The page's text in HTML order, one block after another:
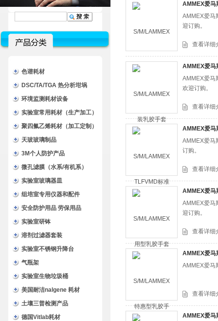
色谱耗材
DSC/TA/TGA 热分析坩埚
环境监测耗材设备
实验室常用耗材（生产加工）
聚四氟乙烯耗材（加工定制）
天玻玻璃制品
3M个人防护产品
微孔滤膜（水系/有机系）
实验室玻璃器皿
组培室专用仪器和配件
安全防护用品 劳保用品
实验室研钵
溶剂过滤器套装
实验室不锈钢升降台
气瓶架
实验室生物垃圾桶
美国耐洁nalgene 耗材
土壤三普检测产品
德国Vitlab耗材
AMMEX爱马
AMMEX爱马
迎订购。
查看详细
AMMEX爱马
AMMEX爱马
欢迎订购。
查看详细
AMMEX爱马
AMMEX爱马
订购。
查看详细
AMMEX爱马
AMMEX爱马
迎订购。
查看详细
AMMEX爱马
AMMEX爱马
查看详细
AMMEX爱马